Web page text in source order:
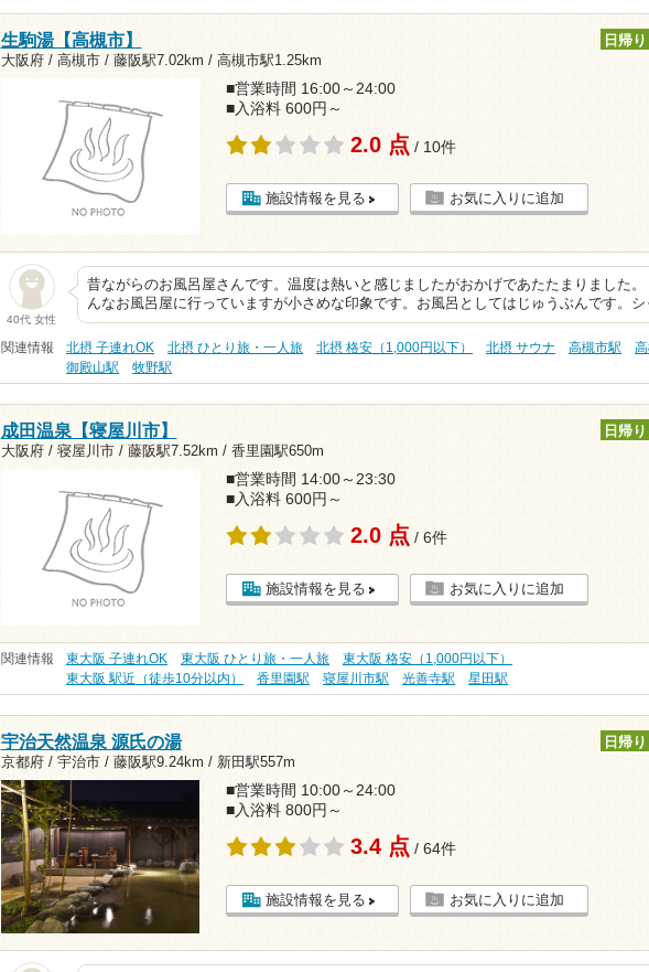
生駒湯【高槻市】
大阪府 / 高槻市 / 藤阪駅7.02km / 高槻市駅1.25km
日帰り
■営業時間 16:00～24:00
■入浴料 600円～
2.0 点 / 10件
施設情報を見る お気に入りに追加
40代 女性
昔ながらのお風呂屋さんです。温度は熱いと感じましたがおかげであたたまりました。
んなお風呂屋に行っていますが小さめな印象です。お風呂としてはじゅうぶんです。シ
関連情報 北摂 子連れOK 北摂 ひとり旅・一人旅 北摂 格安（1,000円以下） 北摂 サウナ 高槻市駅
御殿山駅
牧野駅
成田温泉【寝屋川市】
大阪府 / 寝屋川市 / 藤阪駅7.52km / 香里園駅650m
日帰り
■営業時間 14:00～23:30
■入浴料 600円～
2.0 点 / 6件
施設情報を見る お気に入りに追加
関連情報 東大阪 子連れOK 東大阪 ひとり旅・一人旅
東大阪 格安（1,000円以下）
東大阪 駅近（徒歩10分以内）
香里園駅 寝屋川市駅 光善寺駅 星田駅
宇治天然温泉 源氏の湯
京都府 / 宇治市 / 藤阪駅9.24km / 新田駅557m
日帰り
■営業時間 10:00～24:00
■入浴料 800円～
3.4 点 / 64件
施設情報を見る お気に入りに追加